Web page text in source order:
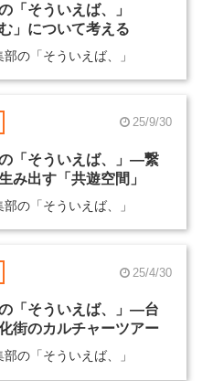
「そういえば、」
」について考える
の「そういえば、」
25/9/30
「そういえば、」―繋
み出す「共遊空間」
の「そういえば、」
25/4/30
「そういえば、」―台
街のカルチャーツアー
の「そういえば、」